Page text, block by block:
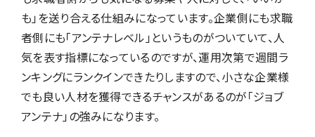
も」を送り合える仕組みになっています。企業側にも求職
者側にも「アンテナレベル」というものがついていて、人
気を表す指標になっているのですが、運用次第で週間ラ
ンキングにランクインできたりしますので、小さな企業様
でも良い人材を獲得できるチャンスがあるのが「ジョブ
アンテナ」の強みになります。